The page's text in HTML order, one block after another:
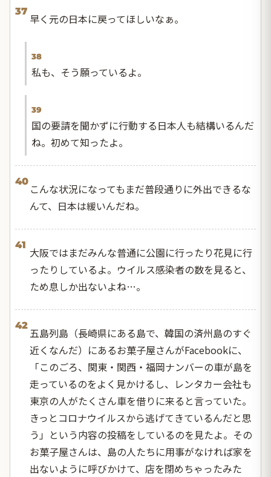
37
早く元の日本に戻ってほしいなぁ。
38
私も、そう願っているよ。
39
国の要請を聞かずに行動する日本人も結構いるんだ
ね。初めて知ったよ。
40
こんな状況になってもまだ普段通りに外出できるな
んて、日本は緩いんだね。
41
大阪ではまだみんな普通に公園に行ったり花見に行
ったりしているよ。ウイルス感染者の数を見ると、
ため息しか出ないよね…。
42
五島列島（長崎県にある島で、韓国の済州島のすぐ
近くなんだ）にあるお菓子屋さんがFacebookに、
「このごろ、関東・関西・福岡ナンバーの車が島を
走っているのをよく見かけるし、レンタカー会社も
東京の人がたくさん車を借りに来ると言っていた。
きっとコロナウイルスから逃げてきているんだと思
う」という内容の投稿をしているのを見たよ。その
お菓子屋さんは、島の人たちに用事がなければ家を
出ないように呼びかけて、店を閉めちゃったみた